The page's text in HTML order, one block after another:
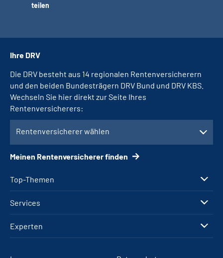
teilen
Top-Themen
Services
Experten
Ihre DRV
Die DRV besteht aus 14 regionalen Rentenversicherern
und den beiden Bundesträgern DRV Bund und DRV KBS.
Wechseln Sie hier direkt zur Seite Ihres
Rentenversicherers:
Rentenversicherer wählen
Meinen Rentenversicherer finden